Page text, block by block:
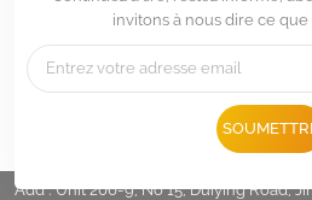
invitons à nous dire ce que
Sales@LandpowerSolar.com
Add : Unit 206-9, No 15, Duiying Road,